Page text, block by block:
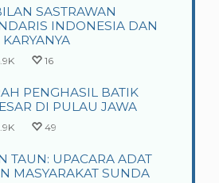
SASTRAWAN
INDONESIA DAN
16
PENGHASIL BATIK
DI PULAU JAWA
49
TAUN: UPACARA ADAT
MASYARAKAT SUNDA